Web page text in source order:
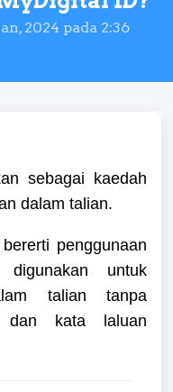
2024 pada 2:36
sebagai kaedah
dalam talian.
penggunaan
untuk
talian tanpa
dan kata laluan